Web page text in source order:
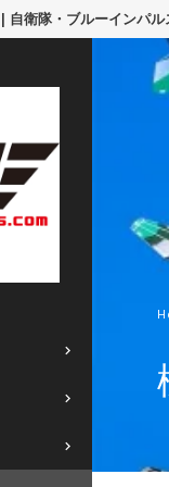
衛隊・ブルーインパル